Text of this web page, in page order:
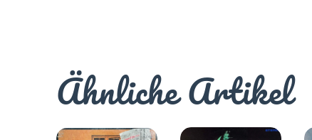
Ähnliche Artikel